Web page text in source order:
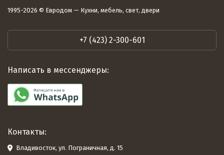
1995-2026 © Евродом — Кухни, мебель, свет, двери
+7 (423) 2-300-601
Написать в мессенджеры:
Контакты:
Владивосток, ул. Пограничная, д. 15